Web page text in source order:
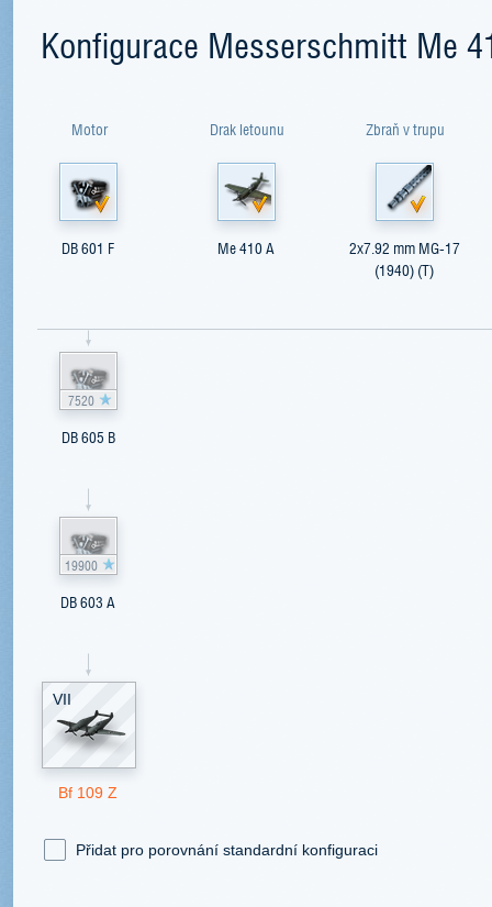
Konfigurace Messerschmitt Me
Motor
DB 601 F
7520
DB 605 B
19900
DB 603 A
VII
Bf 109 Z
Drak letounu
Me 410 A
Zbraň v trupu
2x7.92 mm MG-17
(1940) (T)
Přidat pro porovnání standardní konfiguraci